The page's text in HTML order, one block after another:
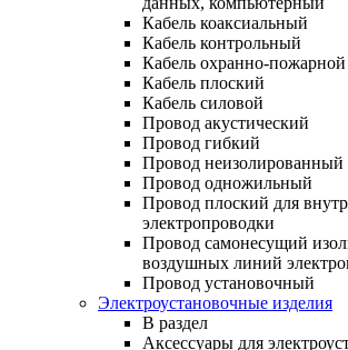
Кабель коаксиальный
Кабель контрольный
Кабель охранно-
Кабель плоский
Кабель силовой
Провод акустический
Провод гибкий
Провод неизолированный
Провод одножильный
Провод плоский для
электропроводки
Провод самонесущий
воздушных линий
Провод установочный
Электроустановочные изделия
В раздел
Аксессуары для